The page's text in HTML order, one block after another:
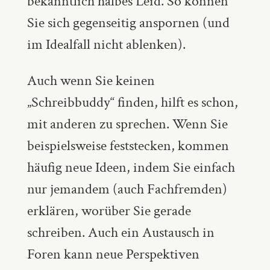
Sie sich gegenseitig anspornen (und
im Idealfall nicht ablenken).
Auch wenn Sie keinen
„Schreibbuddy“ finden, hilft es schon,
mit anderen zu sprechen. Wenn Sie
beispielsweise feststecken, kommen
häufig neue Ideen, indem Sie einfach
nur jemandem (auch Fachfremden)
erklären, worüber Sie gerade
schreiben. Auch ein Austausch in
Foren kann neue Perspektiven